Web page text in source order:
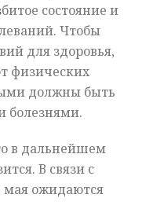
состояние и
Чтобы
для здоровья,
физических
должны быть
болезнями.
в дальнейшем
В связи с
мая ожидаются